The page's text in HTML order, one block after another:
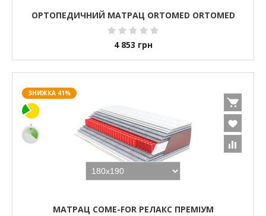
ОРТОПЕДИЧНИЙ МАТРАЦ ORTOMED ORTOMED
4 853 грн
ЗНИЖКА 41%
МАТРАЦ COME-FOR РЕЛАКС ПРЕМІУМ